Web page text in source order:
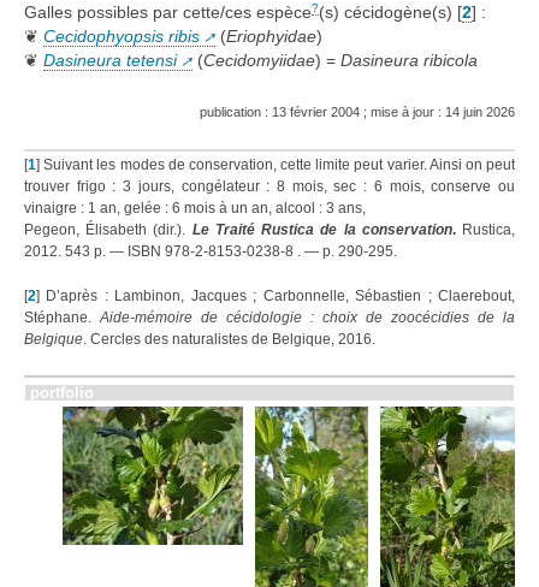
Galles possibles par cette/ces espèce?(s) cécidogène(s) [2] :
❦ Cecidophyopsis ribis (Eriophyidae)
❦ Dasineura tetensi (Cecidomyiidae) = Dasineura ribicola
publication : 13 février 2004 ; mise à jour : 14 juin 2026
[1]Suivant les modes de conservation, cette limite peut varier. Ainsi on peut
trouver frigo : 3 jours, congélateur : 8 mois, sec : 6 mois, conserve ou
vinaigre : 1 an, gelée : 6 mois à un an, alcool : 3 ans,
Pegeon, Élisabeth (dir.). Le Traité Rustica de la conservation.Rustica,
2012. 543 p. — ISBN 978-2-8153-0238-8 . — p. 290-295.
[2] D’après : Lambinon, Jacques ; Carbonnelle, Sébastien ; Claerebout,
Stéphane.Aide-mémoire de cécidologie : choix de zoocécidies de la
Belgique. Cercles des naturalistes de Belgique, 2016.
portfolio